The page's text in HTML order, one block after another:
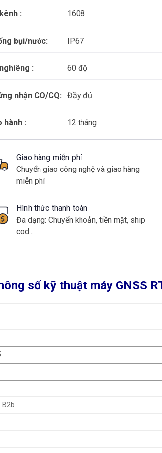
: 1608
bụi/nước: IP67
: 60 độ
nhận CO/CQ: Đầy đủ
hành : 12 tháng
Giao hàng miễn phí
Chuyển giao công nghệ và giao hàng
miễn phí
Hình thức thanh toán
Đa dạng: Chuyển khoản, tiền mặt, ship
cod...
số kỹ thuật máy GNSS
B2b